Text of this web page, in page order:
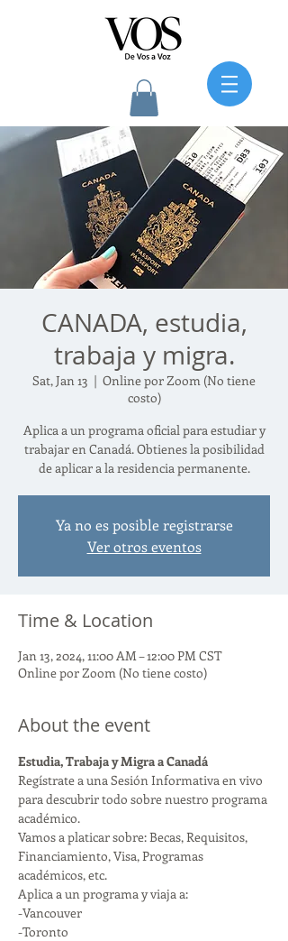
CANADA, estudia,
trabaja y migra.
Sat, Jan 13
  |
Online por Zoom (No tiene
costo)
Aplica a un programa oficial para estudiar y
trabajar en Canadá. Obtienes la posibilidad
de aplicar a la residencia permanente.
Ya no es posible registrarse
Ver otros eventos
Time & Location
Jan 13, 2024, 11:00 AM – 12:00 PM CST
Online por Zoom (No tiene costo)
About the event
Estudia, Trabaja y Migra a Canadá
Regístrate a una Sesión Informativa en vivo
para descubrir todo sobre nuestro programa
académico.
Vamos a platicar sobre: Becas, Requisitos,
Financiamiento, Visa, Programas
académicos, etc.
Aplica a un programa y viaja a:
-Vancouver
-Toronto